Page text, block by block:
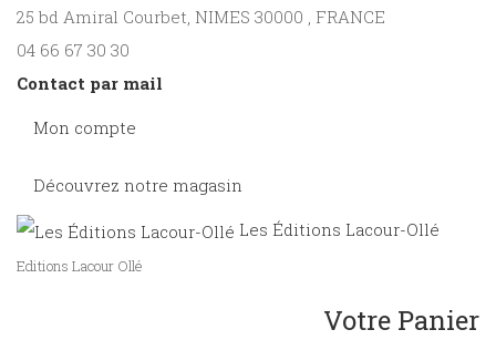
25 bd Amiral Courbet, NIMES 30000 , FRANCE
04 66 67 30 30
Contact par mail
Mon compte
Découvrez notre magasin
Les Éditions Lacour-Ollé
Editions Lacour Ollé
Votre Panier